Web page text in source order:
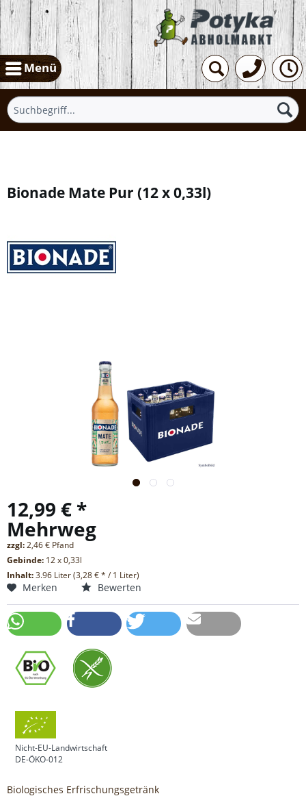
Menü
Bionade Mate Pur (12 x 0,33l)
12,99 € *
Mehrweg
zzgl:2,46 € Pfand
Gebinde: 12 x 0,33l
Inhalt:3.96 Liter (3,28 € * / 1 Liter)
Merken Bewerten
Nicht-EU-Landwirtschaft
DE-ÖKO-012
Biologisches Erfrischungsgetränk